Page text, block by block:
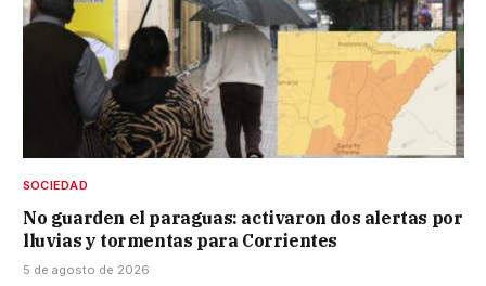
SOCIEDAD
No guarden el paraguas: activaron dos alertas por
lluvias y tormentas para Corrientes
5 de agosto de 2026